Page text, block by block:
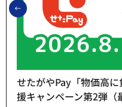
前のスライドを表示
せたがやPay「物価高
援キャンペーン第2弾（